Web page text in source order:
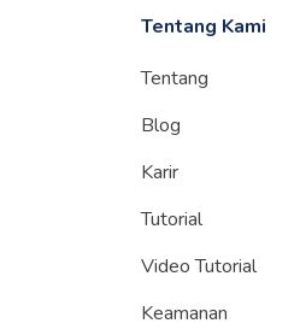
Tentang Kami
Tentang
Blog
Karir
Tutorial
Video Tutorial
Keamanan